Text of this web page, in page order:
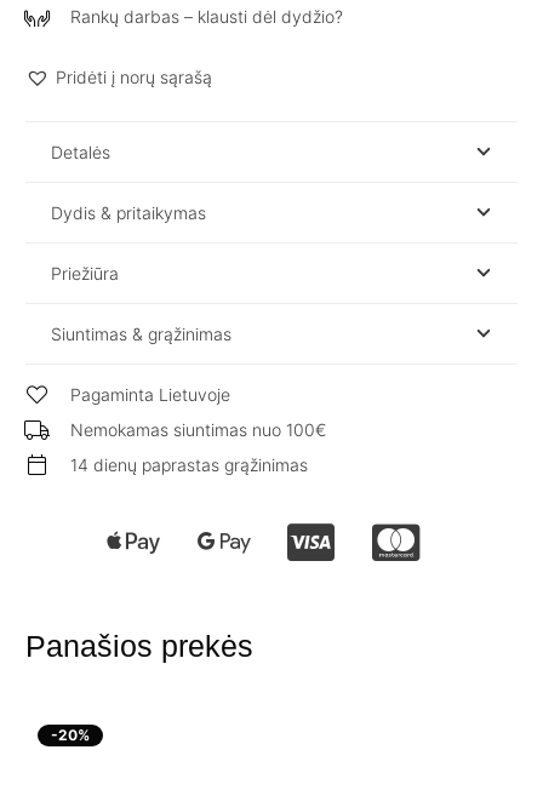
kostiumas
gobtuvu
moterims
Rankų darbas – klausti dėl dydžio?
Pridėti į norų sąrašą
Detalės
Dydis & pritaikymas
Priežiūra
Siuntimas & grąžinimas
Pagaminta Lietuvoje
Nemokamas siuntimas nuo 100€
14 dienų paprastas grąžinimas
Panašios prekės
-20%